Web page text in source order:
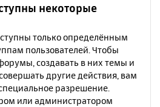
некоторые
только определённым
пользователей. Чтобы
создавать в них темы и
другие действия, вам
разрешение.
или администратором